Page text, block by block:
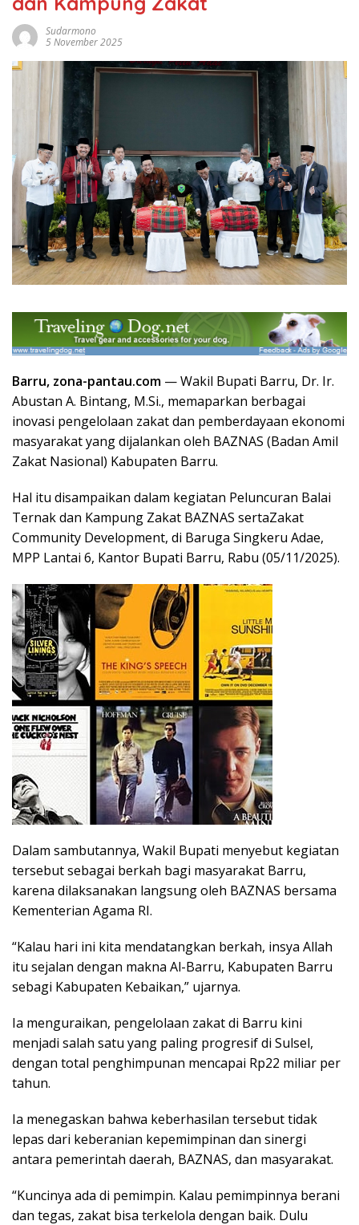
Sudarmono
5 November 2025
Barru, zona-pantau.com — Wakil Bupati Barru, Dr. Ir.
Abustan A. Bintang, M.Si., memaparkan berbagai
inovasi pengelolaan zakat dan pemberdayaan ekonomi
masyarakat yang dijalankan oleh BAZNAS (Badan Amil
Zakat Nasional) Kabupaten Barru.
Hal itu disampaikan dalam kegiatan Peluncuran Balai
Ternak dan Kampung Zakat BAZNAS sertaZakat
Community Development, di Baruga Singkeru Adae,
MPP Lantai 6, Kantor Bupati Barru, Rabu (05/11/2025).
Dalam sambutannya, Wakil Bupati menyebut kegiatan
tersebut sebagai berkah bagi masyarakat Barru,
karena dilaksanakan langsung oleh BAZNAS bersama
Kementerian Agama RI.
“Kalau hari ini kita mendatangkan berkah, insya Allah
itu sejalan dengan makna Al-Barru, Kabupaten Barru
sebagi Kabupaten Kebaikan,” ujarnya.
Ia menguraikan, pengelolaan zakat di Barru kini
menjadi salah satu yang paling progresif di Sulsel,
dengan total penghimpunan mencapai Rp22 miliar per
tahun.
Ia menegaskan bahwa keberhasilan tersebut tidak
lepas dari keberanian kepemimpinan dan sinergi
antara pemerintah daerah, BAZNAS, dan masyarakat.
“Kuncinya ada di pemimpin. Kalau pemimpinnya berani
dan tegas, zakat bisa terkelola dengan baik. Dulu